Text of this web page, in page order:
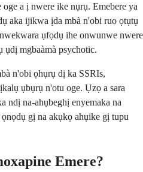
a ị nwere ike nụrụ. Emebere ya
aka ijikwa ịda mbà n'obi ruo ọtụtụ
ụfọdụ ihe onwunwe nwere
ụdị mgbaàmà psychotic.
n'obi ọhụrụ dị ka SSRIs,
ụbụrụ n'otu oge. Ụzọ a sara
ndị na-ahụbeghị enyemaka na
gị na akụkọ ahụike gị tupu
Emere?